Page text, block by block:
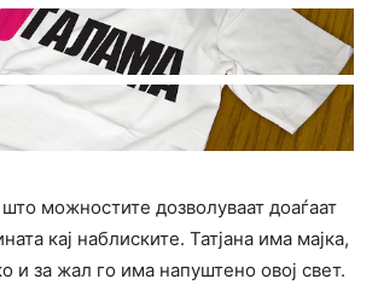
можностите дозволуваат доаѓаат
кај наблиските. Татјана има мајка,
и за жал го има напуштено овој свет.